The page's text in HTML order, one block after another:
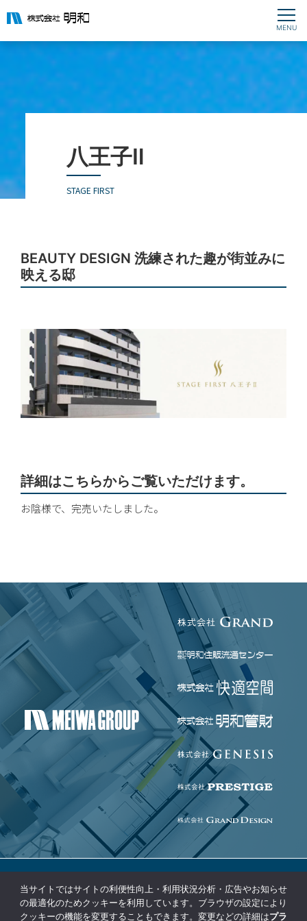
八王子Ⅱ
STAGE FIRST
BEAUTY DESIGN 洗練された趣が街並みに
映える邸
詳細はこちらからご覧いただけます。
お陰様で、完売いたしました。
個人情報保護方針 免責事項
当サイトではサイトの利便性向上・利用状況分析・広告やお知らせ
の最適化のためクッキーを利用しています。ブラウザの設定により
クッキーの機能を変更することもできます。変更などの詳細はプラ